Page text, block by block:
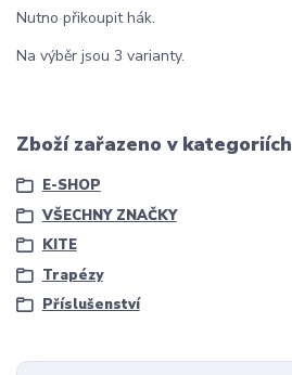
Nutno přikoupit hák.
Na výběr jsou 3 varianty.
Zboží zařazeno v kategoriích
E-SHOP
VŠECHNY ZNAČKY
KITE
Trapézy
Příslušenství